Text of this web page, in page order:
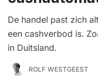
De handel past zich
een cashverbod is.
in Duitsland.
ROLF WESTGEEST